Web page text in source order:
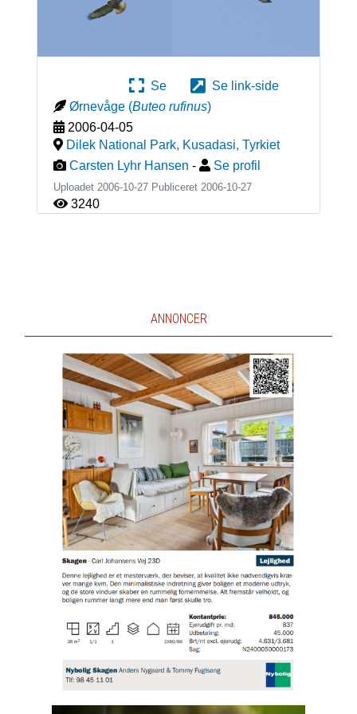
Se
Se link-side
Ørnevåge (Buteo rufinus)
2006-04-05
Dilek National Park, Kusadasi, Tyrkiet
Carsten Lyhr Hansen - Se profil
Uploadet 2006-10-27 Publiceret 2006-10-27
3240
ANNONCER